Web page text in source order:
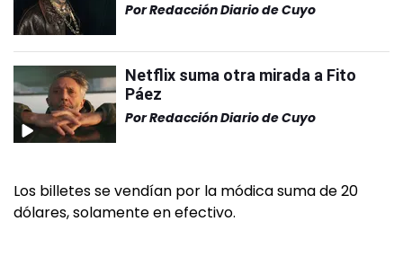
PorRedacción Diario de Cuyo
Netflix suma otra mirada a Fito
Páez
PorRedacción Diario de Cuyo
Los billetes se vendían por la módica suma de 20
dólares, solamente en efectivo.